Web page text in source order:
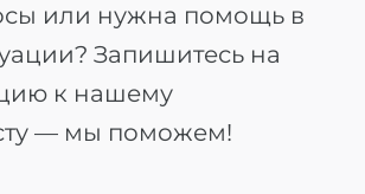
или нужна помощь в
Запишитесь на
к нашему
— мы поможем!